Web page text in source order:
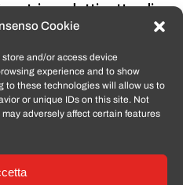
Cookie
and/or access device
experience and to show
to these technologies will allow us to
or unique IDs on this site. Not
adversely affect certain features
nostri prodotti, attendi
lo shop n.1 in italia per
garantiti e certificati
SAMSUNG, HUAWEI,
e tanto altro